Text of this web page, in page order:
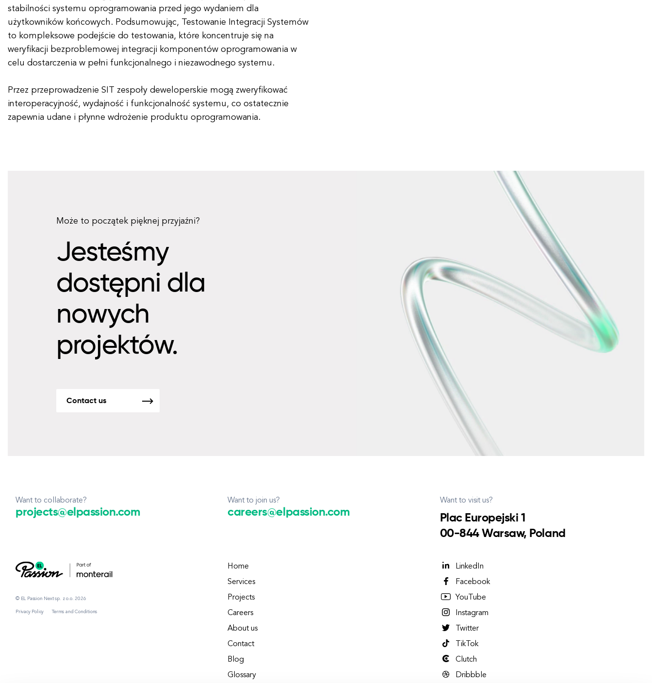
stabilności systemu oprogramowania przed jego wydaniem dla
użytkowników końcowych. Podsumowując, Testowanie Integracji Systemów
to kompleksowe podejście do testowania, które koncentruje się na
weryfikacji bezproblemowej integracji komponentów oprogramowania w
celu dostarczenia w pełni funkcjonalnego i niezawodnego systemu.
Przez przeprowadzenie SIT zespoły deweloperskie mogą zweryfikować
interoperacyjność, wydajność i funkcjonalność systemu, co ostatecznie
zapewnia udane i płynne wdrożenie produktu oprogramowania.
Może to początek pięknej przyjaźni?
Jesteśmy
dostępni dla
nowych
projektów.
Contact us
Want to collaborate?
projects@elpassion.com
Want to join us?
careers@elpassion.com
Want to visit us?
Plac Europejski 1
00-844 Warsaw, Poland
© EL Passion Next sp. z o.o. 2026
Privacy Policy Terms and Conditions
Home
Services
Projects
Careers
About us
Contact
Blog
Glossary
LinkedIn
Facebook
YouTube
Instagram
Twitter
TikTok
Clutch
Dribbble